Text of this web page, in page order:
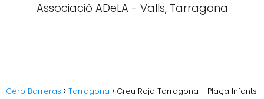
Associació ADeLA - Valls, Tarragona
Cero Barreras Tarragona Creu Roja Tarragona - Plaça Infants